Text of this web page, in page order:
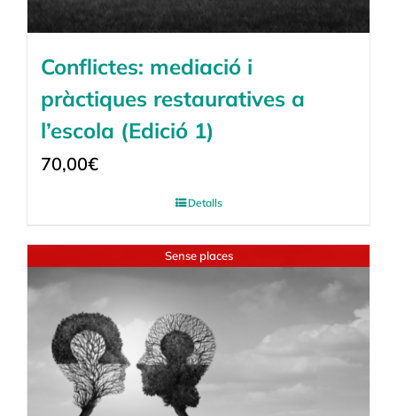
Conflictes: mediació i
pràctiques restauratives a
l’escola (Edició 1)
70,00€
Detalls
Sense places